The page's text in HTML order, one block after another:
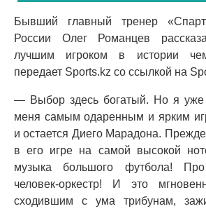
Бывший главный тренер
России Олег Романцев
лучшим игроком в истории
передает Sports.kz со ссылкой на
— Выбор здесь богатый. Но я уже
меня самым одаренным и ярким
и остается Диего Марадона. Прежде
в его игре на самой высокой
музыка большого футбола! Про
человек-оркестр! И это
сходившим с ума трибунам,